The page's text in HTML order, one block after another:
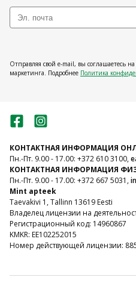
Отправляя свой e-mail, вы соглашаетесь
маркетинга. Подробнее Политика
КОНТАКТНАЯ ИНФОРМАЦИЯ
Пн.-Пт. 9.00 - 17.00: +372 610 3100,
КОНТАКТНАЯ ИНФОРМАЦИЯ
Пн.-Пт. 9.00 - 17.00: +372 667 5031,
Mint apteek
Taevakivi 1, Tallinn 13619 Eesti
Владелец лицензии на
Регистрационный код: 14960867
KMKR: EE102252015
Номер действующей лицензии: